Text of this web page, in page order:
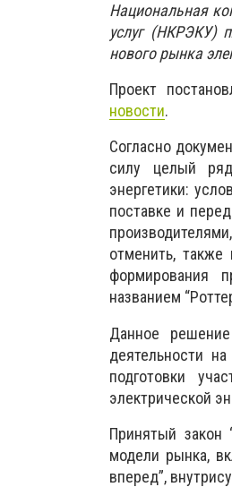
Национальная
услуг (НКРЭКУ)
нового рынка
Проект
новости.
Согласно
силу целый ряд
энергетики:
поставке и
отменить,
формирования
названием
Данное
деятельности
подготовки
электрической
Принятый закон
модели рынка,
вперед”,